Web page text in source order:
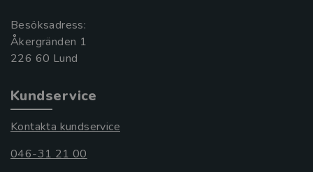
Besöksadress:
Åkergränden 1
Kundservice
Kontakta kundservice
046-31 21 00